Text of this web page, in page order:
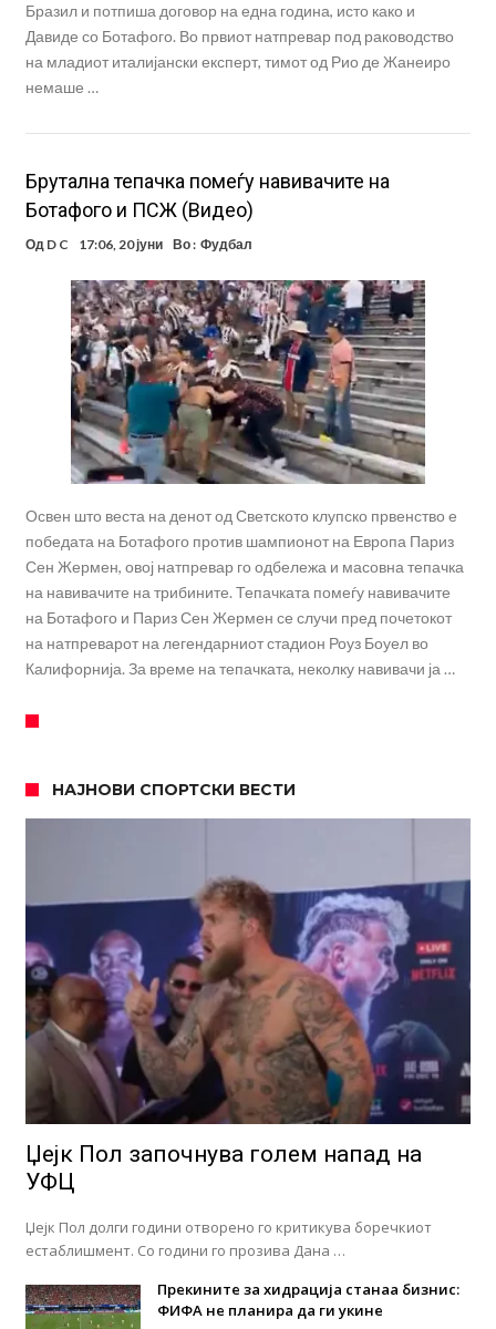
Бразил и потпиша договор на една година, исто како и
Давиде со Ботафого. Во првиот натпревар под раководство
на младиот италијански експерт, тимот од Рио де Жанеиро
немаше …
Брутална тепачка помеѓу навивачите на
Ботафого и ПСЖ (Видео)
Од D C 17:06, 20 јуни Во : Фудбал
Освен што веста на денот од Светското клупско првенство е
победата на Ботафого против шампионот на Европа Париз
Сен Жермен, овој натпревар го одбележа и масовна тепачка
на навивачите на трибините. Тепачката помеѓу навивачите
на Ботафого и Париз Сен Жермен се случи пред почетокот
на натпреварот на легендарниот стадион Роуз Боуел во
Калифорнија. За време на тепачката, неколку навивачи ја …
НАЈНОВИ СПОРТСКИ ВЕСТИ
Џејк Пол започнува голем напад на
УФЦ
Џејк Пол долги години отворено го критикува боречкиот
естаблишмент. Со години го прозива Дана …
Прекините за хидрација станаа бизнис:
ФИФА не планира да ги укине